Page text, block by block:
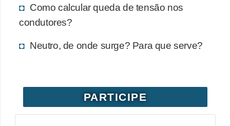
Como calcular queda de tensão nos
condutores?
Neutro, de onde surge? Para que serve?
PARTICIPE
o
b
r
e